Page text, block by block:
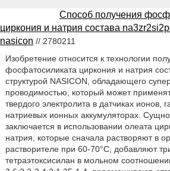
Способ получения
циркония и натрия состава
nasicon // 2780211
Изобретение относится к технологии
фосфатосиликата циркония и натрия
структурой NASICON, обладающего
проводимостью, который может
твердого электролита в датчиках ионов,
натриевых ионных аккумуляторах.
заключается в использовании олеата
натрия, которые сначала растворяют в
растворителе при 60-70°С, добавляют
тетраэтоксисилан в мольном